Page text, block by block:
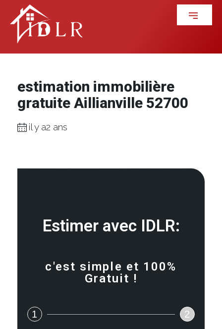
estimation immobilière
gratuite Aillianville 52700
il y a2 ans
Estimer avec IDLR:
c'est simple et 100%
Gratuit !
1 2